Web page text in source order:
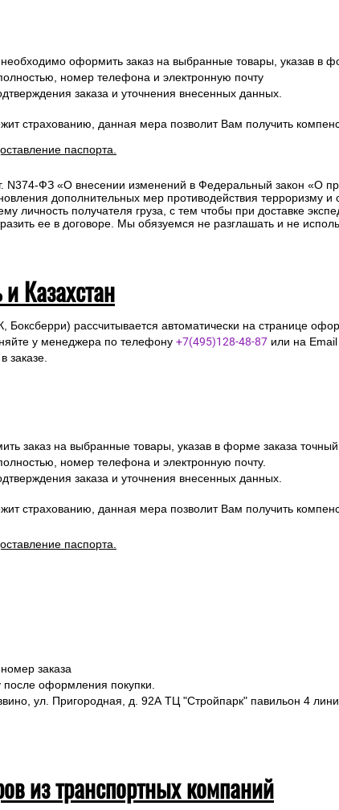
оформить заказ на выбранные товары, указав в
номер телефона и электронную почту
заказа и уточнения внесенных данных.
страхованию, данная мера позволит Вам получить
паспорта.
N374-ФЗ «О внесении изменений в Федеральный закон «О
дополнительных мер противодействия терроризму
личность получателя груза, с тем чтобы при доставке
ее в договоре. Мы обязуемся не разглашать и не
Казахстан
рассчитывается автоматически на странице
у менеджера по телефону +7(495)128-48-87 или на Email
заказе.
заказ на выбранные товары, указав в форме заказа точный
номер телефона и электронную почту.
заказа и уточнения внесенных данных.
страхованию, данная мера позволит Вам получить
паспорта.
номер заказа
после оформления покупки.
ул. Пригородная, д. 92А ТЦ "Стройпарк" павильон 4
из транспортных компаний